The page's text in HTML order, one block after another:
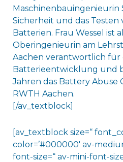
Maschinenbauingenieurin
Sicherheit und das
Batterien. Frau Wessel ist
Oberingenieurin am
Aachen verantwortlich für
Batterieentwicklung und
Jahren das Battery Abuse
RWTH Aachen.
[/av_textblock]
[av_textblock size=“
color=’#000000′ av-
font-size=“ av-mini-font-